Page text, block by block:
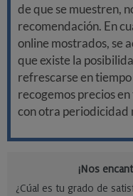
de que se muestren,
recomendación. En
online mostrados, se
que existe la
refrescarse en
recogemos precios
con otra periodicidad